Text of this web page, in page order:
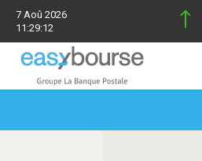
7 Aoû 2026
11:29:12